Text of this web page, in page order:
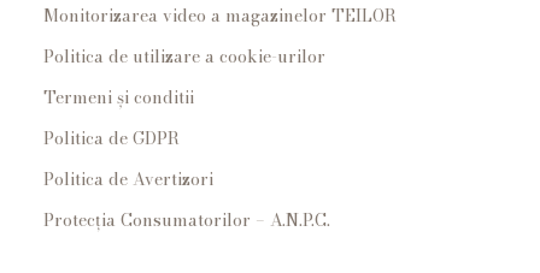
Monitorizarea video a magazinelor TEILOR
Politica de utilizare a cookie-urilor
Termeni și conditii
Politica de GDPR
Politica de Avertizori
Protecția Consumatorilor – A.N.P.C.